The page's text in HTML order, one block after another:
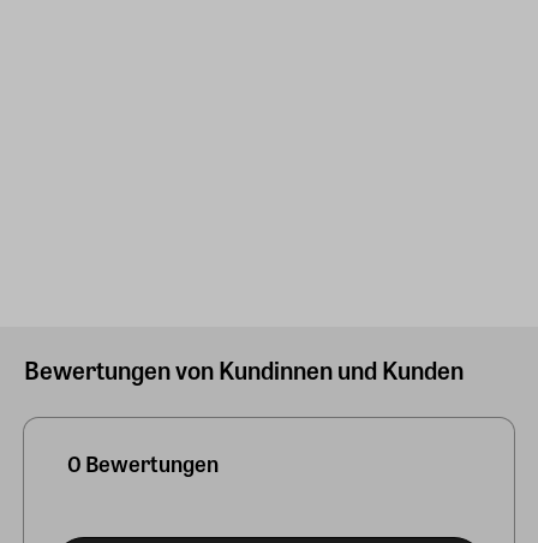
Bewertungen von Kundinnen und Kunden
0 Bewertungen